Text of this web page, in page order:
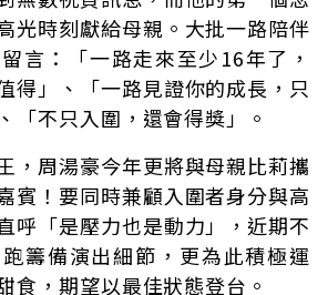
光時刻獻給母親。大批一路陪伴
言：「一路走來至少16年了，
得」、「一路見證你的成長，只
「不只入圍，還會得獎」。
，周湯豪今年更將與母親比莉攜
賓！要同時兼顧入圍者身分與高
呼「是壓力也是動力」，近期不
籌備演出細節，更為此積極運
食，期望以最佳狀態登台。